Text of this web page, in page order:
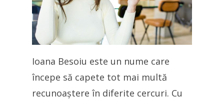
Ioana Besoiu este un nume care
începe să capete tot mai multă
recunoaștere în diferite cercuri. Cu